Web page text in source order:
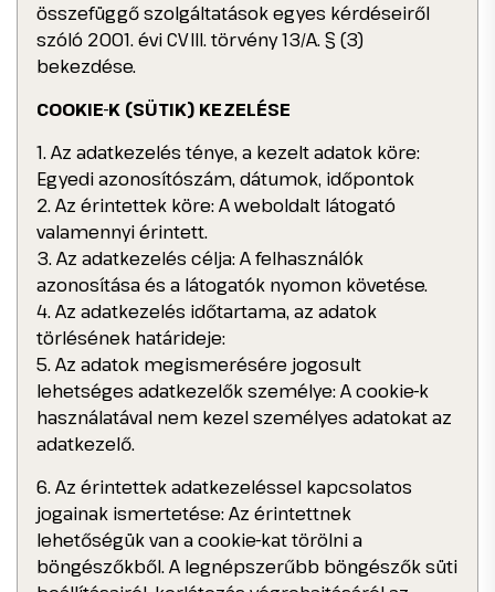
összefüggő szolgáltatások egyes kérdéseiről
szóló 2001. évi CVIII. törvény 13/A. § (3)
bekezdése.
COOKIE-K (SÜTIK) KEZELÉSE
1. Az adatkezelés ténye, a kezelt adatok köre:
Egyedi azonosítószám, dátumok, időpontok
2. Az érintettek köre: A weboldalt látogató
valamennyi érintett.
3. Az adatkezelés célja: A felhasználók
azonosítása és a látogatók nyomon követése.
4. Az adatkezelés időtartama, az adatok
törlésének határideje:
5. Az adatok megismerésére jogosult
lehetséges adatkezelők személye: A cookie-k
használatával nem kezel személyes adatokat az
adatkezelő.
6. Az érintettek adatkezeléssel kapcsolatos
jogainak ismertetése: Az érintettnek
lehetőségük van a cookie-kat törölni a
böngészőkből. A legnépszerűbb böngészők süti